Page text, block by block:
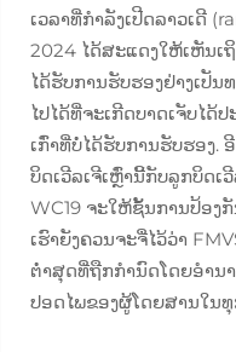
ເວລາທີ່ກຳລັງເປີດລາວເດີ
2024 ໄດ້ສະແດງໃຫ້ເຫັນເ
ໄດ້ຮັບການຮັບຮອງຢ່າງເປັ
ໄປໄດ້ທີ່ຈະເກີດບາດເຈັບໄດ້
ເກົ່າທີ່ບໍ່ໄດ້ຮັບການຮັບຮອງ.
ບິດເວີລເຈີເຫຼົ່ານີ້ກັບລູກບິດ
WC19 ຈະໃຫ້ຊັ້ນການປ້ອງ
ເຮົາຍັງຄວນຈະຈື່ໄວ້ວ່າ
ຕ່ຳສຸດທີ່ຖືກກຳນົດໂດຍອຳນ
ປອດໄພຂອງຜູ້ໂດຍສານໃນ